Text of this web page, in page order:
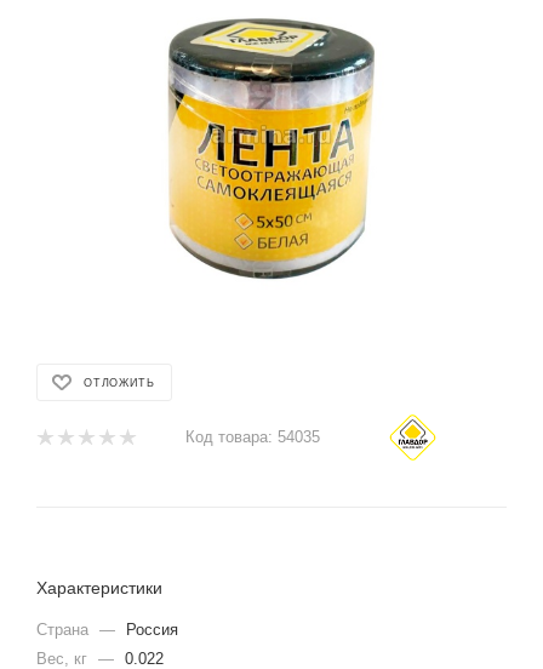
ОТЛОЖИТЬ
Код товара: 54035
Характеристики
Страна —
Россия
Вес, кг — 0.022